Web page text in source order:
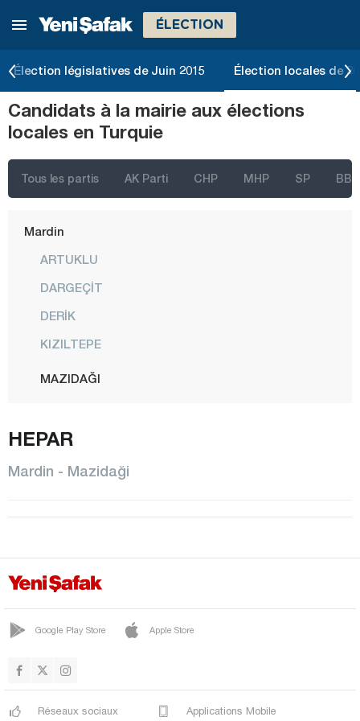
ÉLECTION
Élection législatives de Juin 2015 Élection locales de
Candidats à la mairie aux élections
locales en Turquie
Tous les partis AK Parti CHP MHP SP BBP
Kırklareli
Konya
Kütahya
Manisa
Mardin
ARTUKLU
DARGEÇİT
DERİK
KIZILTEPE
MAZIDAĞI
NUSAYBİN
ÖMERLİ
YEŞİLLİ
Muğla
Nevşehir
Ordu
Osmaniye
HEPAR
Mardin - Mazidaği
Google Play Store Apple Store
Réseaux sociaux Applications Mobile